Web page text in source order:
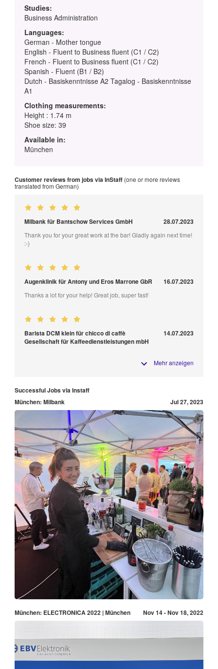
Studies:
Business Administration
Languages:
German - Mother tongue
English - Fluent to Business fluent (C1 / C2)
French - Fluent to Business fluent (C1 / C2)
Spanish - Fluent (B1 / B2)
Dutch - Basiskenntnisse A2 Tagalog - Basiskenntnisse
A1
Clothing measurements:
Height : 1.74 m
Shoe size: 39
Available in:
München
Customer reviews from jobs via InStaff (one or more reviews
translated from German)
Milbank für Bantschow Services GmbH 28.07.2023
Thank you for your great work at the bar! Gladly again next time!
:-)
Augenklinik für Antony und Eros Marrone GbR 16.07.2023
Thanks a lot for your help! Great job, super fast!
Barista DCM klein für chicco di caffè
Gesellschaft für Kaffeedienstleistungen mbH
14.07.2023
Mehr anzeigen
Successful Jobs via Instaff
München: Milbank
Jul 27, 2023
München: ELECTRONICA 2022 | München Nov 14 - Nov 18, 2022